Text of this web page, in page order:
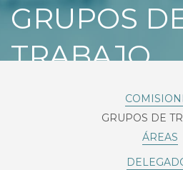
GRUPOS
TRABAJO
GRUPOS DE
ÁREAS